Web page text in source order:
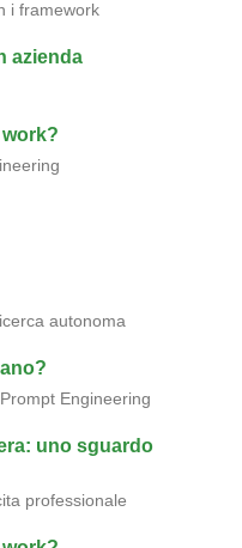
i framework
azienda
autonoma
Engineering
uno sguardo
professionale